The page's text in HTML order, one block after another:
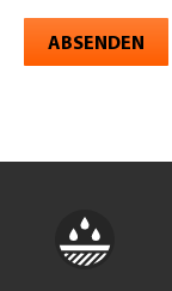
ABSENDEN